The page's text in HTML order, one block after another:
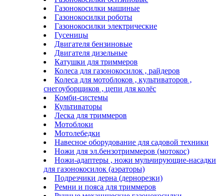
Газонокосилки машиные
Газонокосилки роботы
Газонокосилки электрические
Гусеницы
Двигателя бензиновые
Двигателя дизельные
Катушки для триммеров
Колеса для газонокосилок , райдеров
Колеса для мотоблоков , культиваторов ,
снегоуборщиков , цепи для колёс
Комби-системы
Культиваторы
Леска для триммеров
Мотоблоки
Мотолебедки
Навесное оборудование для садовой техники
Ножи для эл.бензотриммеров (мотокос)
Ножи-адаптеры , ножи мульчирующие-насадки
для газонокосилок (аэраторы)
Подрезчики дерна (дернорезки)
Ремни и пояса для триммеров